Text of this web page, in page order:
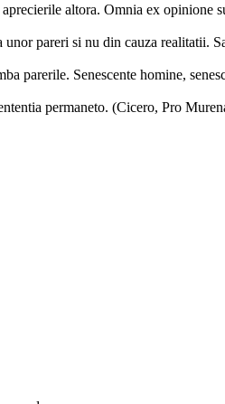
altora. Omnia ex opinione
unor pareri si nu din cauza realitatii.
parerile. Senescente homine,
permaneto. (Cicero, Pro